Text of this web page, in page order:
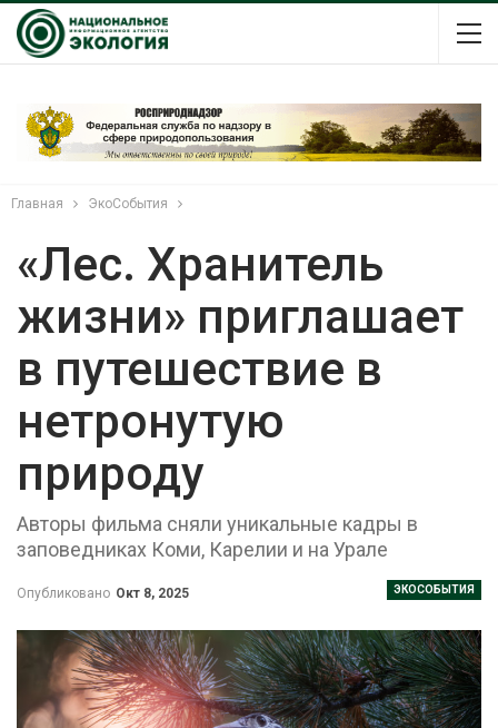
Главная ЭкоСобытия
«Лес. Хранитель
жизни» приглашает
в путешествие в
нетронутую
природу
Авторы фильма сняли уникальные кадры в
заповедниках Коми, Карелии и на Урале
ЭКОСОБЫТИЯ
Опубликовано Окт 8, 2025